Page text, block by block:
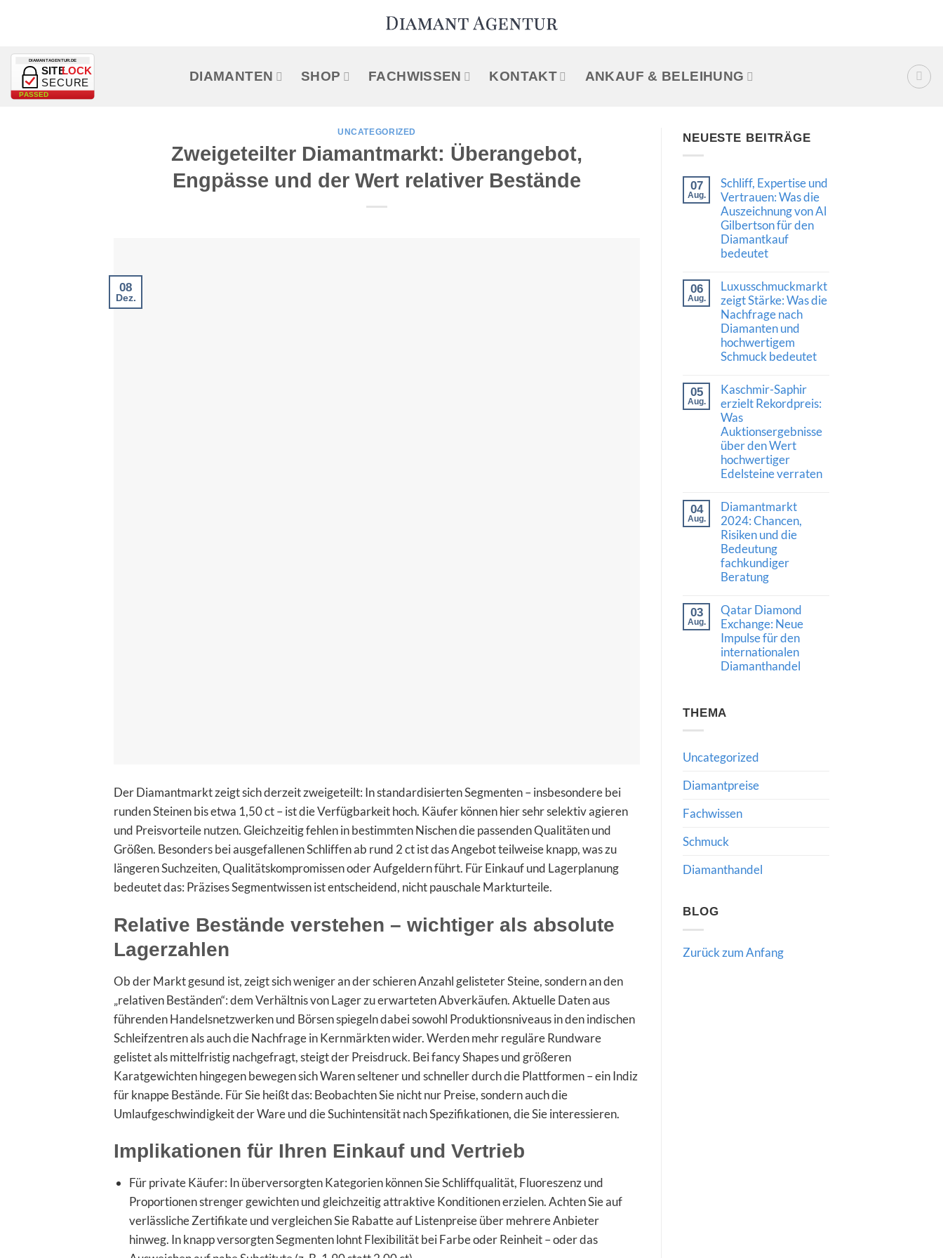
DIAMANTAGENTUR.DE
SITELOCK
SECURE
PASSED
DIAMANTEN SHOP FACHWISSEN KONTAKT ANKAUF & BELEIHUNG
UNCATEGORIZED
Zweigeteilter Diamantmarkt: Überangebot,
Engpässe und der Wert relativer Bestände
08
Dez.
Der Diamantmarkt zeigt sich derzeit zweigeteilt: In standardisierten Segmenten – insbesondere bei
runden Steinen bis etwa 1,50 ct – ist die Verfügbarkeit hoch. Käufer können hier sehr selektiv agieren
und Preisvorteile nutzen. Gleichzeitig fehlen in bestimmten Nischen die passenden Qualitäten und
Größen. Besonders bei ausgefallenen Schliffen ab rund 2 ct ist das Angebot teilweise knapp, was zu
längeren Suchzeiten, Qualitätskompromissen oder Aufgeldern führt. Für Einkauf und Lagerplanung
bedeutet das: Präzises Segmentwissen ist entscheidend, nicht pauschale Markturteile.
Relative Bestände verstehen – wichtiger als absolute
Lagerzahlen
Ob der Markt gesund ist, zeigt sich weniger an der schieren Anzahl gelisteter Steine, sondern an den
„relativen Beständen“: dem Verhältnis von Lager zu erwarteten Abverkäufen. Aktuelle Daten aus
führenden Handelsnetzwerken und Börsen spiegeln dabei sowohl Produktionsniveaus in den indischen
Schleifzentren als auch die Nachfrage in Kernmärkten wider. Werden mehr reguläre Rundware
gelistet als mittelfristig nachgefragt, steigt der Preisdruck. Bei fancy Shapes und größeren
Karatgewichten hingegen bewegen sich Waren seltener und schneller durch die Plattformen – ein Indiz
für knappe Bestände. Für Sie heißt das: Beobachten Sie nicht nur Preise, sondern auch die
Umlaufgeschwindigkeit der Ware und die Suchintensität nach Spezifikationen, die Sie interessieren.
Implikationen für Ihren Einkauf und Vertrieb
Für private Käufer: In überversorgten Kategorien können Sie Schliffqualität, Fluoreszenz und
Proportionen strenger gewichten und gleichzeitig attraktive Konditionen erzielen. Achten Sie auf
verlässliche Zertifikate und vergleichen Sie Rabatte auf Listenpreise über mehrere Anbieter
hinweg. In knapp versorgten Segmenten lohnt Flexibilität bei Farbe oder Reinheit – oder das
NEUESTE BEITRÄGE
07
Aug.
Schliff, Expertise und
Vertrauen: Was die
Auszeichnung von Al
Gilbertson für den
Diamantkauf
bedeutet
zu
Schliff,
Expertise
und
Vertrauen:
Was
die
Auszeichnung
Gilbertson
für
den
Diamantkauf
bedeutet
06
Aug.
Luxusschmuckmarkt
zeigt Stärke: Was die
Nachfrage nach
Diamanten und
hochwertigem
Schmuck bedeutet
zu
Luxusschmuckmarkt
zeigt
Stärke:
Was
die
Nachfrage
nach
Diamanten
und
bedeutet
05
Aug.
Kaschmir-Saphir
erzielt Rekordpreis:
Was
Auktionsergebnisse
über den Wert
hochwertiger
Edelsteine verraten
zu
Kaschmir-
Saphir
erzielt
Rekordpreis:
Was
Auktionsergebnisse
über
hochwertiger
Edelsteine
verraten
04
Aug.
Diamantmarkt
2024: Chancen,
Risiken und die
Bedeutung
fachkundiger
Beratung
zu
Diamantmarkt
2024:
Chancen,
Risiken
und
die
03
Aug.
Qatar Diamond
Exchange: Neue
Impulse für den
internationalen
Diamanthandel
Qatar
Diamond
für
internationalen
Diamanthandel
THEMA
Uncategorized
Diamantpreise
Fachwissen
Schmuck
Diamanthandel
BLOG
Zurück zum Anfang